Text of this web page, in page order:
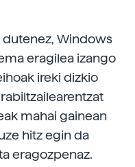
dutenez, Windows
eragilea izango
ireki dizkio
mahai gainean
hitz egin da
eragozpenaz.